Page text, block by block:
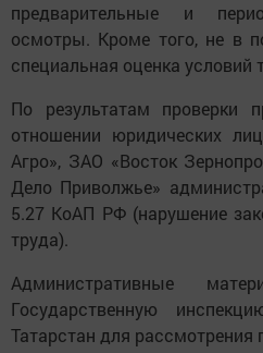
предварительные и
осмотры. Кроме того, не в
специальная оценка условий
По результатам проверки
отношении юридических
Агро», ЗАО «Восток
Дело Приволжье»
5.27 КоАП РФ (нарушение
труда).
Административные
Государственную
Татарстан для рассмотрения